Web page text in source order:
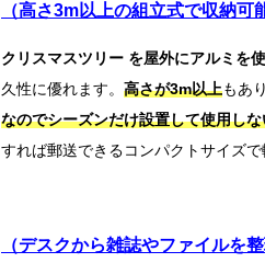
（高さ3m以上の組立式で収納可
クリスマスツリー を屋外にアルミを
久性に優れます。 高さが3m以上もあ
なのでシーズンだけ設置して使用し
すれば郵送できるコンパクトサイズで
（デスクから雑誌やファイルを